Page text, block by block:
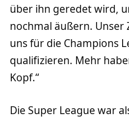
über ihn geredet wird,
nochmal äußern. Unser
uns für die Champions
qualifizieren. Mehr
Kopf.“
Die Super League war